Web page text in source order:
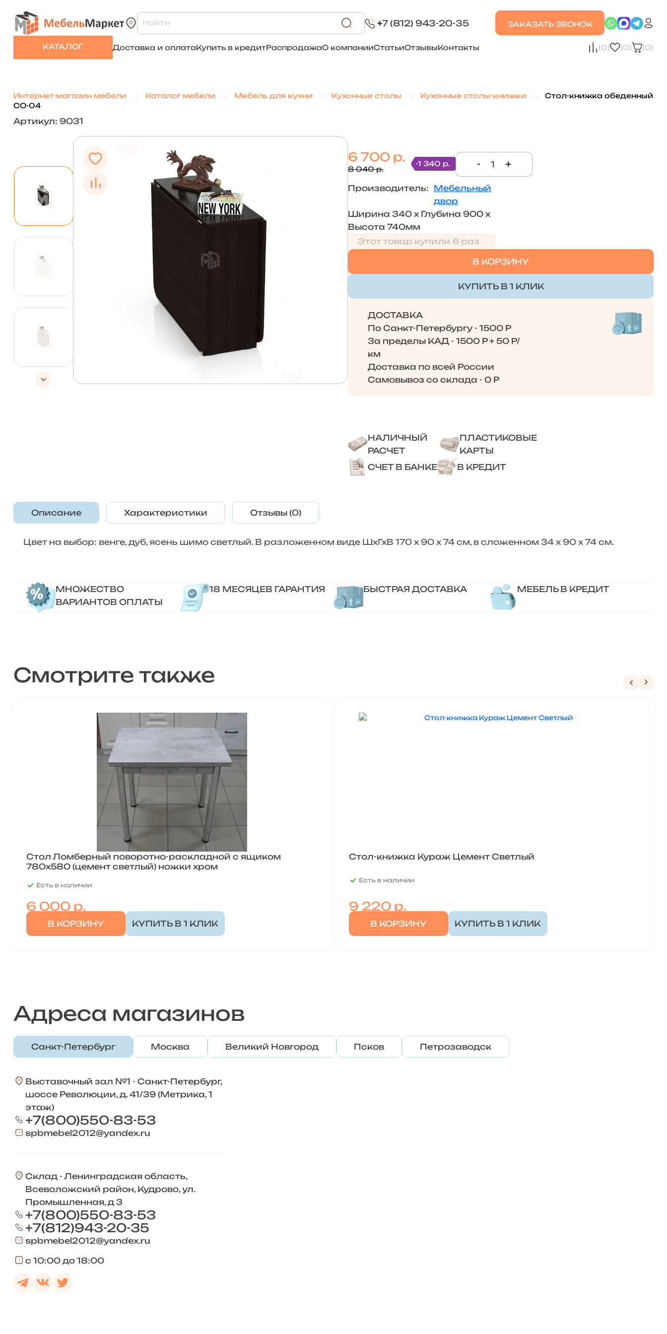
+7 (812) 943-20-35 ЗАКАЗАТЬ ЗВОНОК
КАТАЛОГ Доставка и оплатаКупить в кредитРаспродажаО компанииСтатьиОтзывыКонтакты (0) (0) (0)
Интернет-магазин мебели Каталог мебели Мебель для кухни Кухонные столы Кухонные столы-книжки
Стол-книжка обеденный
СО-04
Артикул: 9031
6 700 р.
8 040 р.
-1 340 р. - +
Производитель: Мебельный
двор
Ширина 340 х Глубина 900 х
Высота 740мм
Этот товар купили 6 раз
В КОРЗИНУ
КУПИТЬ В 1 КЛИК
ДОСТАВКА
По Санкт-Петербургу - 1500 Р
За пределы КАД - 1500 Р + 50 Р/
км
Доставка по всей России
Самовывоз со склада - 0 Р
НАЛИЧНЫЙ
РАСЧЕТ
ПЛАСТИКОВЫЕ
КАРТЫ
СЧЕТ В БАНКЕ
В КРЕДИТ
Описание Характеристики Отзывы (0)
Цвет на выбор: венге, дуб, ясень шимо светлый. В разложенном виде ШхГхВ 170 х 90 х 74 см, в сложенном 34 х 90 х 74 см.
МНОЖЕСТВО
ВАРИАНТОВ ОПЛАТЫ
18 МЕСЯЦЕВ ГАРАНТИЯ БЫСТРАЯ ДОСТАВКА МЕБЕЛЬ В КРЕДИТ
Смотрите также
Стол Ломберный поворотно-раскладной с ящиком
780х580 (цемент светлый) ножки хром
Есть в наличии
6 000р.
В КОРЗИНУ КУПИТЬ В 1 КЛИК
Стол-книжка Кураж Цемент Светлый
Есть в наличии
9 220р.
В КОРЗИНУ КУПИТЬ В 1 КЛИК
Адреса магазинов
Санкт-Петербург Москва Великий Новгород Псков Петрозаводск
Выставочный зал №1 - Санкт-Петербург,
шоссе Революции, д. 41/39 (Метрика, 1
этаж)
+7(800)550-83-53
spbmebel2012@yandex.ru
Склад - Ленинградская область,
Всеволожский район, Кудрово, ул.
Промышленная, д 3
+7(800)550-83-53
+7(812)943-20-35
spbmebel2012@yandex.ru
с 10:00 до 18:00